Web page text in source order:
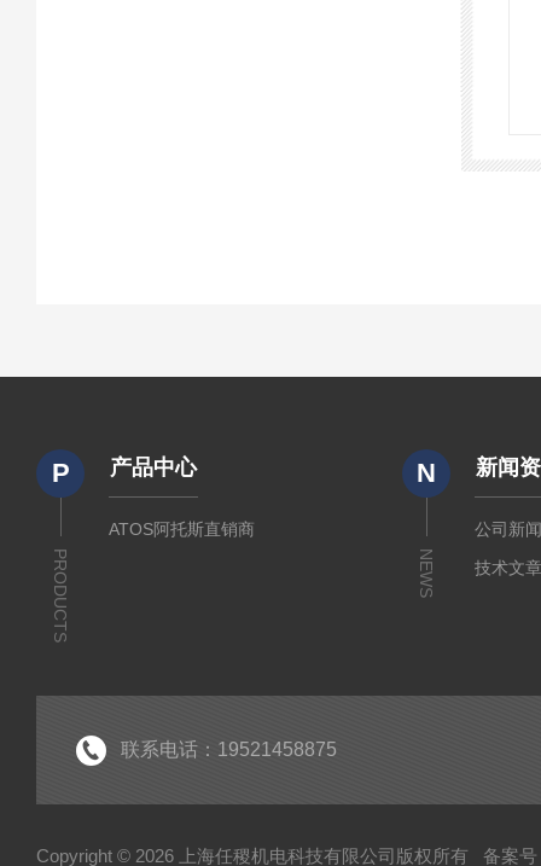
P
PRODUCTS
产品中心
ATOS阿托斯直销商
N
NEWS
新闻
公司新
技术文
联系电话：19521458875
Copyright © 2026 上海任稷机电科技有限公司版权所有 备案号